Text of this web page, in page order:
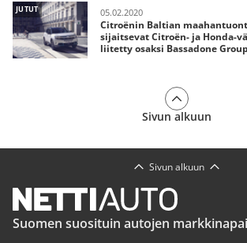
JUTUT 05.02.2020
Citroënin Baltian
sijaitsevat Citroën- ja Honda-
liitetty osaksi Bassadone
Sivun alkuun
Sivun alkuun
Suomen suosituin autojen